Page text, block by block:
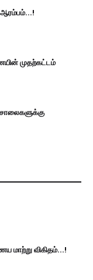
முதற்கட்டம்
மாற்று விகிதம்...!